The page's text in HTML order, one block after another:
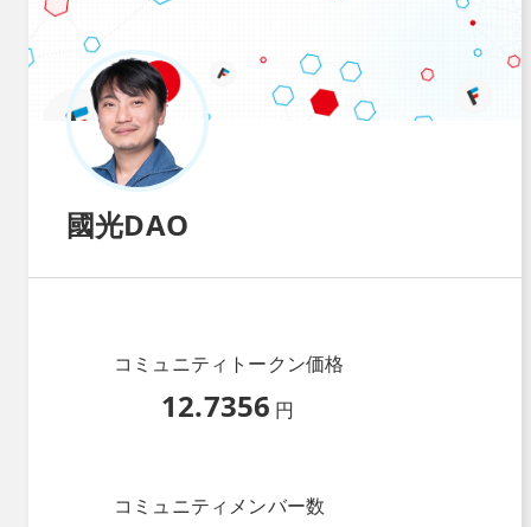
國光DAO
コミュニティトークン価格
12.7356 円
コミュニティメンバー数